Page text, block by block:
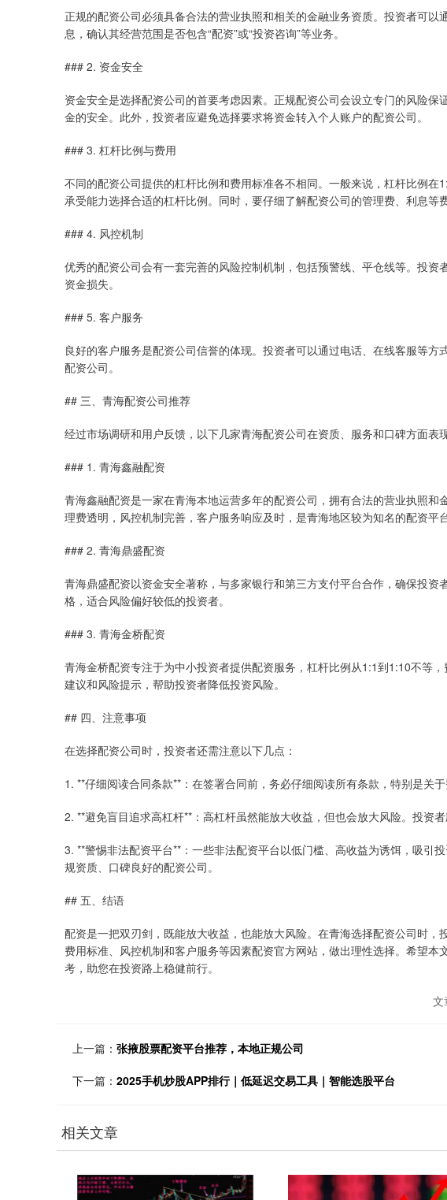
正规的配资公司必须具备合法的营业执照和相关的金融业务资质。投资者可
息，确认其经营范围是否包含“配资”或“投资咨询”等业务。
### 2. 资金安全
资金安全是选择配资公司的首要考虑因素。正规配资公司会设立专门的风险
金的安全。此外，投资者应避免选择要求将资金转入个人账户的配资公司。
### 3. 杠杆比例与费用
不同的配资公司提供的杠杆比例和费用标准各不相同。一般来说，杠杆比例
承受能力选择合适的杠杆比例。同时，要仔细了解配资公司的管理费、利息等
### 4. 风控机制
优秀的配资公司会有一套完善的风险控制机制，包括预警线、平仓线等。投
资金损失。
### 5. 客户服务
良好的客户服务是配资公司信誉的体现。投资者可以通过电话、在线客服等
配资公司。
## 三、青海配资公司推荐
经过市场调研和用户反馈，以下几家青海配资公司在资质、服务和口碑方面表
### 1. 青海鑫融配资
青海鑫融配资是一家在青海本地运营多年的配资公司，拥有合法的营业执照
理费透明，风控机制完善，客户服务响应及时，是青海地区较为知名的配资平台
### 2. 青海鼎盛配资
青海鼎盛配资以资金安全著称，与多家银行和第三方支付平台合作，确保投
格，适合风险偏好较低的投资者。
### 3. 青海金桥配资
青海金桥配资专注于为中小投资者提供配资服务，杠杆比例从1:1到1:10不等
建议和风险提示，帮助投资者降低投资风险。
## 四、注意事项
在选择配资公司时，投资者还需注意以下几点：
1. **仔细阅读合同条款**：在签署合同前，务必仔细阅读所有条款，特别是关
2. **避免盲目追求高杠杆**：高杠杆虽然能放大收益，但也会放大风险。投资
3. **警惕非法配资平台**：一些非法配资平台以低门槛、高收益为诱饵，吸引
规资质、口碑良好的配资公司。
## 五、结语
配资是一把双刃剑，既能放大收益，也能放大风险。在青海选择配资公司时，
费用标准、风控机制和客户服务等因素配资官方网站，做出理性选择。希望
考，助您在投资路上稳健前行。
文
上一篇： 张掖股票配资平台推荐，本地正规公司
下一篇： 2025手机炒股APP排行｜低延迟交易工具｜智能选股平台
相关文章